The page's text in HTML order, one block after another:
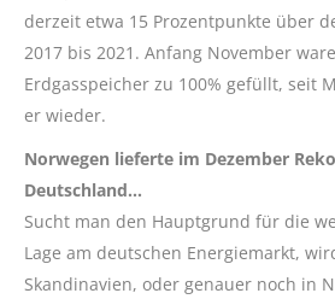
derzeit etwa 15 Prozentpunkte über
2017 bis 2021. Anfang November
Erdgasspeicher zu 100% gefüllt, seit
er wieder.
Norwegen lieferte im Dezember
Deutschland…
Sucht man den Hauptgrund für die
Lage am deutschen Energiemarkt,
Skandinavien, oder genauer noch in